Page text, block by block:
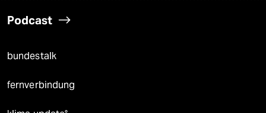
Podcast
bundestalk
fernverbindung